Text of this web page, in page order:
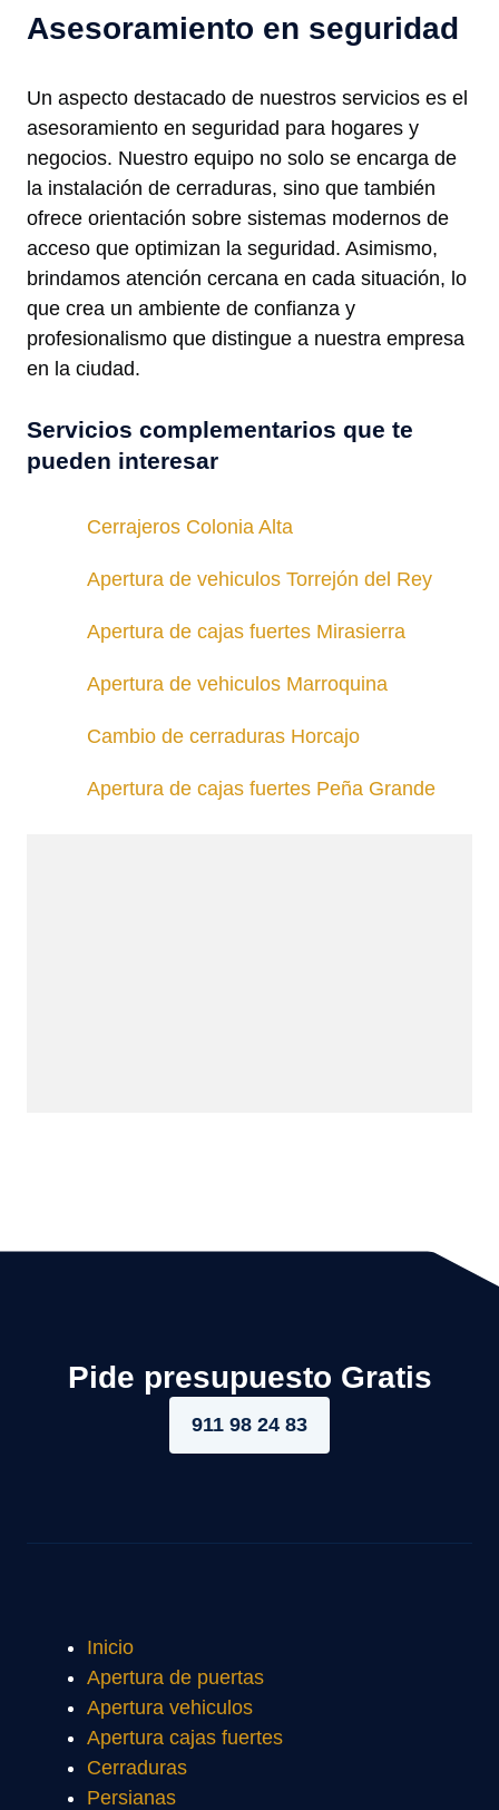
Asesoramiento en seguridad
Un aspecto destacado de nuestros servicios es el
asesoramiento en seguridad para hogares y
negocios. Nuestro equipo no solo se encarga de
la instalación de cerraduras, sino que también
ofrece orientación sobre sistemas modernos de
acceso que optimizan la seguridad. Asimismo,
brindamos atención cercana en cada situación, lo
que crea un ambiente de confianza y
profesionalismo que distingue a nuestra empresa
en la ciudad.
Servicios complementarios que te
pueden interesar
Cerrajeros Colonia Alta
Apertura de vehiculos Torrejón del Rey
Apertura de cajas fuertes Mirasierra
Apertura de vehiculos Marroquina
Cambio de cerraduras Horcajo
Apertura de cajas fuertes Peña Grande
Pide presupuesto Gratis
911 98 24 83
Inicio
Apertura de puertas
Apertura vehiculos
Apertura cajas fuertes
Cerraduras
Persianas